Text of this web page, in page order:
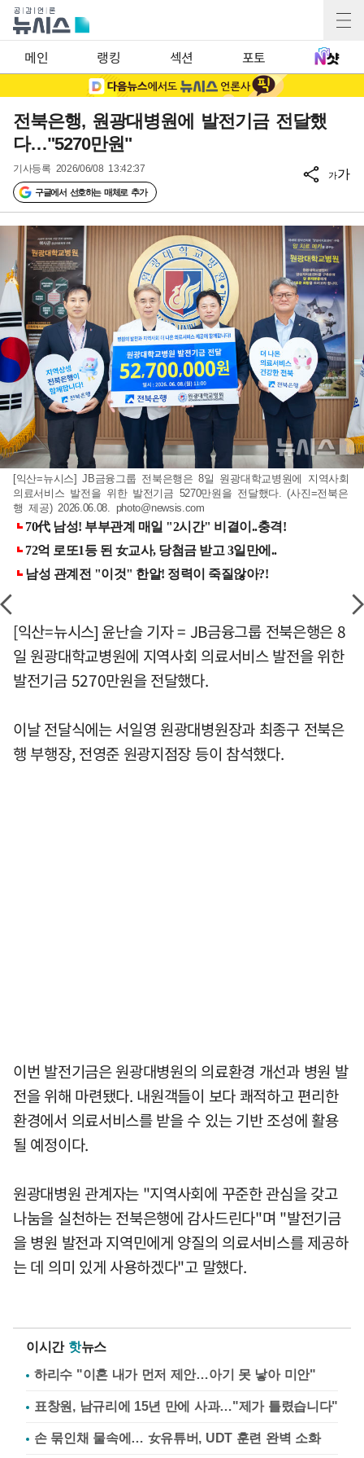
메인 랭킹 섹션 포토
전북은행, 원광대병원에 발전기금 전달했
다…"5270만원"
기사등록 2026/06/08 13:42:37
구글에서 선호하는 매체로 추가
가가
[익산=뉴시스] JB금융그룹 전북은행은 8일 원광대학교병원에 지역사회
의료서비스 발전을 위한 발전기금 5270만원을 전달했다. (사진=전북은
행 제공) 2026.06.08. photo@newsis.com
[익산=뉴시스] 윤난슬 기자 = JB금융그룹 전북은행은 8
일 원광대학교병원에 지역사회 의료서비스 발전을 위한
발전기금 5270만원을 전달했다.
이날 전달식에는 서일영 원광대병원장과 최종구 전북은
행 부행장, 전영준 원광지점장 등이 참석했다.
이번 발전기금은 원광대병원의 의료환경 개선과 병원 발
전을 위해 마련됐다. 내원객들이 보다 쾌적하고 편리한
환경에서 의료서비스를 받을 수 있는 기반 조성에 활용
될 예정이다.
원광대병원 관계자는 "지역사회에 꾸준한 관심을 갖고
나눔을 실천하는 전북은행에 감사드린다"며 "발전기금
을 병원 발전과 지역민에게 양질의 의료서비스를 제공하
는 데 의미 있게 사용하겠다"고 말했다.
이시간 핫뉴스
하리수 "이혼 내가 먼저 제안…아기 못 낳아 미안"
표창원, 남규리에 15년 만에 사과…"제가 틀렸습니다"
손 묶인채 물속에… 女유튜버, UDT 훈련 완벽 소화